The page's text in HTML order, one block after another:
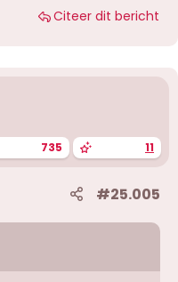
Citeer dit bericht
735 11
#25.005